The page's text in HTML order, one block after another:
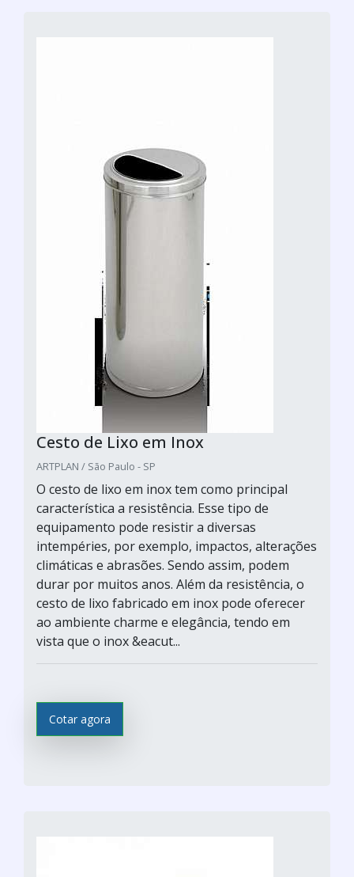
Cesto de Lixo em Inox
ARTPLAN / São Paulo - SP
O cesto de lixo em inox tem como principal
característica a resistência. Esse tipo de
equipamento pode resistir a diversas
intempéries, por exemplo, impactos, alterações
climáticas e abrasões. Sendo assim, podem
durar por muitos anos. Além da resistência, o
cesto de lixo fabricado em inox pode oferecer
ao ambiente charme e elegância, tendo em
vista que o inox &eacut...
Cotar agora